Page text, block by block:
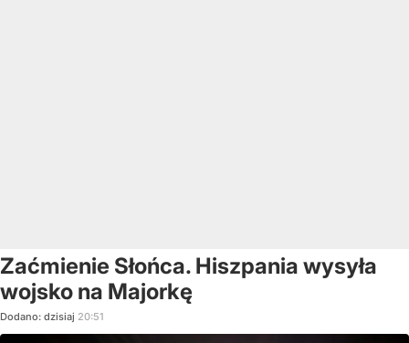
Zaćmienie Słońca. Hiszpania wysyła
wojsko na Majorkę
Dodano: dzisiaj 20:51